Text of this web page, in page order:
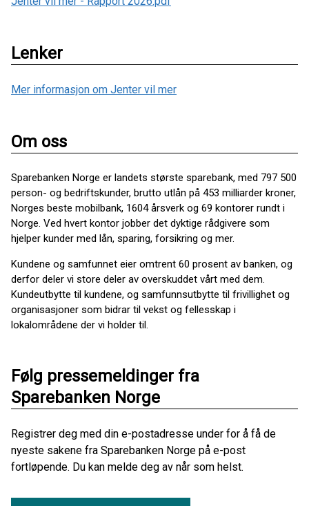
Lenker
Mer informasjon om Jenter vil mer
Om oss
Sparebanken Norge er landets største sparebank, med 797 500
person- og bedriftskunder, brutto utlån på 453 milliarder kroner,
Norges beste mobilbank, 1604 årsverk og 69 kontorer rundt i
Norge. Ved hvert kontor jobber det dyktige rådgivere som
hjelper kunder med lån, sparing, forsikring og mer.
Kundene og samfunnet eier omtrent 60 prosent av banken, og
derfor deler vi store deler av overskuddet vårt med dem.
Kundeutbytte til kundene, og samfunnsutbytte til frivillighet og
organisasjoner som bidrar til vekst og fellesskap i
lokalområdene der vi holder til.
Følg pressemeldinger fra
Sparebanken Norge
Registrer deg med din e-postadresse under for å få de
nyeste sakene fra Sparebanken Norge på e-post
fortløpende. Du kan melde deg av når som helst.